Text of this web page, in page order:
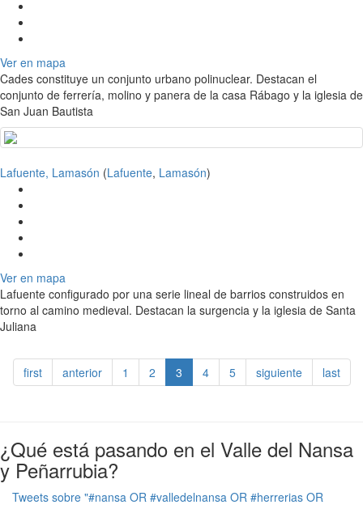
Ver en mapa
Cades constituye un conjunto urbano polinuclear. Destacan el
conjunto de ferrería, molino y panera de la casa Rábago y la iglesia de
San Juan Bautista
Lafuente, Lamasón (Lafuente, Lamasón)
Ver en mapa
Lafuente configurado por una serie lineal de barrios construidos en
torno al camino medieval. Destacan la surgencia y la iglesia de Santa
Juliana
first anterior 1 2 3 4 5 siguiente last
¿Qué está pasando en el Valle del Nansa
y Peñarrubia?
Tweets sobre "#nansa OR #valledelnansa OR #herrerias OR